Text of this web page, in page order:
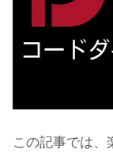
この記事では、